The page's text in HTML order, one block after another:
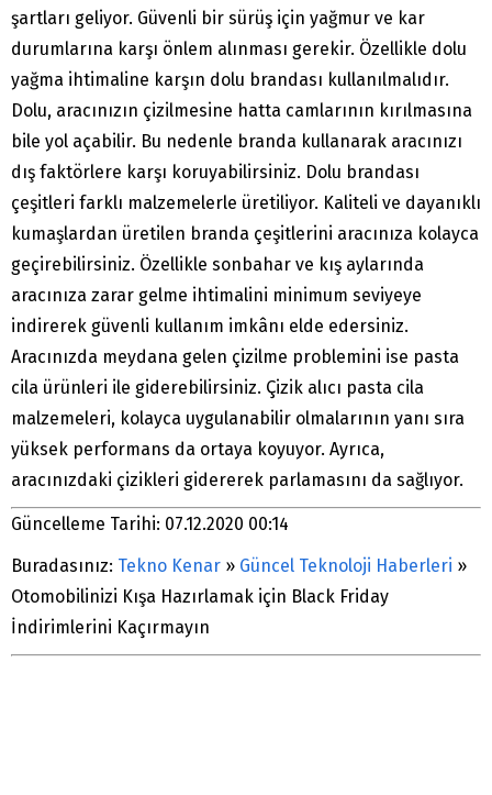
şartları geliyor. Güvenli bir sürüş için yağmur ve kar
durumlarına karşı önlem alınması gerekir. Özellikle dolu
yağma ihtimaline karşın dolu brandası kullanılmalıdır.
Dolu, aracınızın çizilmesine hatta camlarının kırılmasına
bile yol açabilir. Bu nedenle branda kullanarak aracınızı
dış faktörlere karşı koruyabilirsiniz. Dolu brandası
çeşitleri farklı malzemelerle üretiliyor. Kaliteli ve dayanıklı
kumaşlardan üretilen branda çeşitlerini aracınıza kolayca
geçirebilirsiniz. Özellikle sonbahar ve kış aylarında
aracınıza zarar gelme ihtimalini minimum seviyeye
indirerek güvenli kullanım imkânı elde edersiniz.
Aracınızda meydana gelen çizilme problemini ise pasta
cila ürünleri ile giderebilirsiniz. Çizik alıcı pasta cila
malzemeleri, kolayca uygulanabilir olmalarının yanı sıra
yüksek performans da ortaya koyuyor. Ayrıca,
aracınızdaki çizikleri gidererek parlamasını da sağlıyor.
Güncelleme Tarihi: 07.12.2020 00:14
Buradasınız: Tekno Kenar » Güncel Teknoloji Haberleri »
Otomobilinizi Kışa Hazırlamak için Black Friday
İndirimlerini Kaçırmayın